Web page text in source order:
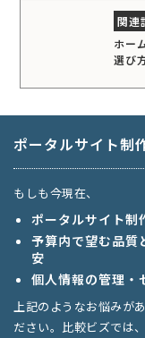
ホー
選び
ポータルサイト制
もしも今現在、
ポータルサイト制
予算内で望む品質
安
個人情報の管理・
上記のようなお悩みが
ださい。比較ビズでは